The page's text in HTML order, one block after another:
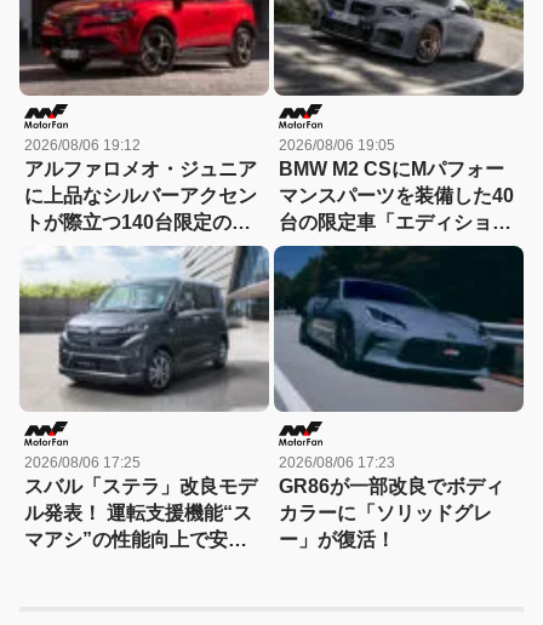
2026/08/06 19:12
アルファロメオ・ジュニア
に上品なシルバーアクセン
トが際立つ140台限定の
「スポルト スペチアーレ」
が登場！
2026/08/06 19:05
BMW M2 CSにMパフォー
マンスパーツを装備した40
台の限定車「エディショ
ン・エッジ」が登場！
2026/08/06 17:25
スバル「ステラ」改良モデ
ル発表！ 運転支援機能“ス
マアシ”の性能向上で安心
2026/08/06 17:23
GR86が一部改良でボディ
カラーに「ソリッドグレ
ー」が復活！